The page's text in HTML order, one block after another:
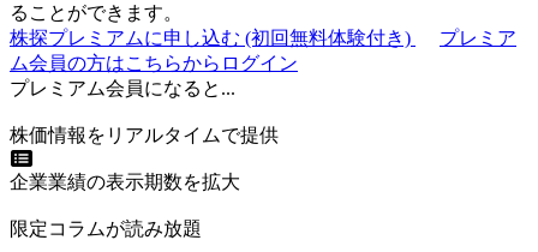
ることができます。
株探プレミアムに申し込む (初回無料体験付き)
プレミア
ム会員の方はこちらからログイン
プレミアム会員になると...
株価情報をリアルタイムで提供
企業業績の表示期数を拡大
限定コラムが読み放題